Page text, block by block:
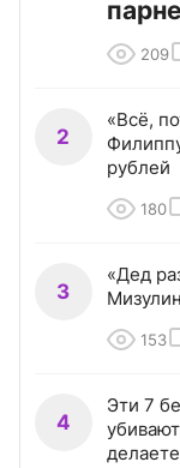
209
2
«Всё,
рублей
180
3
«Дед
153
4
Эти 7
делаете